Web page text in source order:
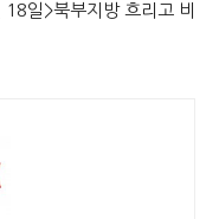
18일>북부지방 흐리고 비